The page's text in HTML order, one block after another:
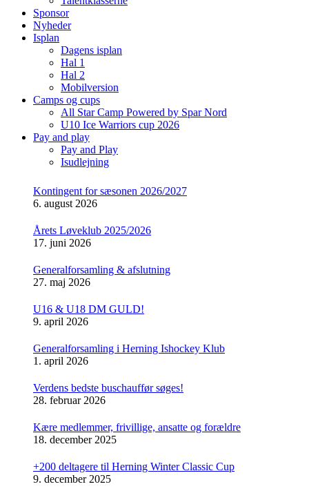
Sponsor
Nyheder
Isplan
Dagens isplan
Hal 1
Hal 2
Mobilversion
Camps og cups
All Star Camp Powered by Spar Nord
U10 Ice Warriors cup 2026
Pay and play
Pay and Play
Isudlejning
Kontingent for sæsonen 2026/2027
6. august 2026
Årets Løveklub 2025/2026
17. juni 2026
Generalforsamling & afslutning
27. maj 2026
U16 & U18 DM GULD!
9. april 2026
Generalforsamling i Herning Ishockey Klub
1. april 2026
Verdens bedste buschauffør søges!
28. februar 2026
Kære medlemmer, frivillige, ansatte og forældre
18. december 2025
+200 deltagere til Herning Winter Classic Cup
9. december 2025